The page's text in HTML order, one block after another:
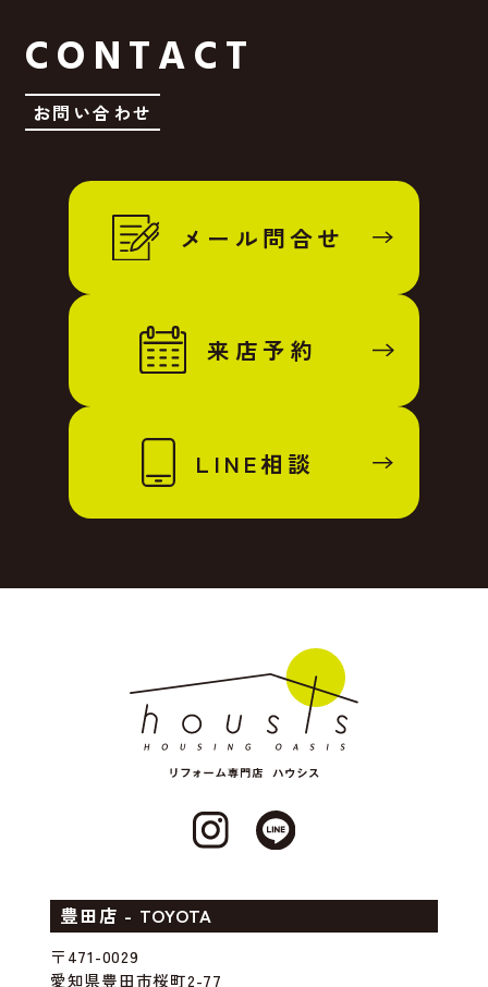
CONTACT
お問い合わせ
メール問合せ
来店予約
LINE相談
豊田店 - TOYOTA
〒471-0029
愛知県豊田市桜町2-77